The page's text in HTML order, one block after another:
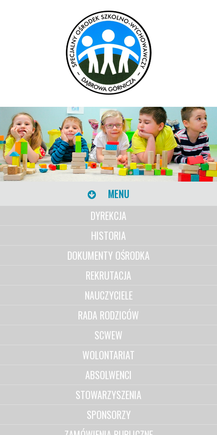
MENU
DYREKCJA
HISTORIA
DOKUMENTY OŚRODKA
REKRUTACJA
NAUCZYCIELE
RADA RODZICÓW
SCWEW
WOLONTARIAT
ABSOLWENCI
STOWARZYSZENIA
SPONSORZY